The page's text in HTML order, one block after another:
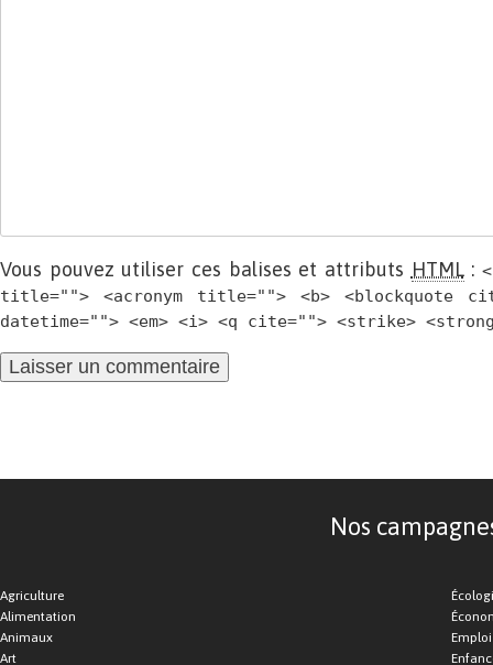
Vous pouvez utiliser ces balises et attributs HTML:
title=""> <acronym title=""> <b> <blockquote
datetime=""> <em> <i> <q cite=""> <strike>
Nos
Agriculture
Alimentation
Animaux
Art
Emploi